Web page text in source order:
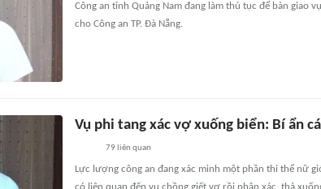
Công an tỉnh Quảng Nam đang làm thủ tục để bàn giao
cho Công an TP. Đà Nẵng.
Vụ phi tang xác vợ xuống biển: Bí ẩn
79 liên quan
Lực lượng công an đang xác minh một phần thi thể nữ